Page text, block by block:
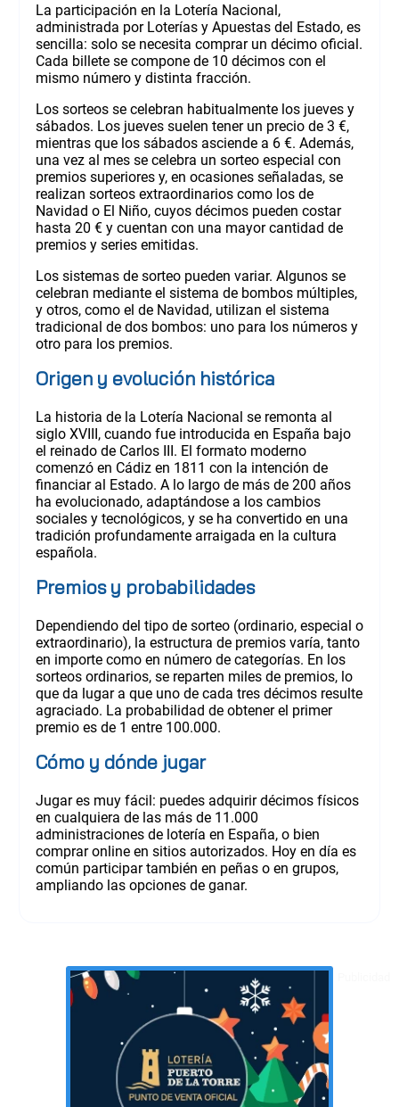
La participación en la Lotería Nacional,
administrada por Loterías y Apuestas del Estado, es
sencilla: solo se necesita comprar un décimo oficial.
Cada billete se compone de 10 décimos con el
mismo número y distinta fracción.
Los sorteos se celebran habitualmente los jueves y
sábados. Los jueves suelen tener un precio de 3 €,
mientras que los sábados asciende a 6 €. Además,
una vez al mes se celebra un sorteo especial con
premios superiores y, en ocasiones señaladas, se
realizan sorteos extraordinarios como los de
Navidad o El Niño, cuyos décimos pueden costar
hasta 20 € y cuentan con una mayor cantidad de
premios y series emitidas.
Los sistemas de sorteo pueden variar. Algunos se
celebran mediante el sistema de bombos múltiples,
y otros, como el de Navidad, utilizan el sistema
tradicional de dos bombos: uno para los números y
otro para los premios.
Origen y evolución histórica
La historia de la Lotería Nacional se remonta al
siglo XVIII, cuando fue introducida en España bajo
el reinado de Carlos III. El formato moderno
comenzó en Cádiz en 1811 con la intención de
financiar al Estado. A lo largo de más de 200 años
ha evolucionado, adaptándose a los cambios
sociales y tecnológicos, y se ha convertido en una
tradición profundamente arraigada en la cultura
española.
Premios y probabilidades
Dependiendo del tipo de sorteo (ordinario, especial o
extraordinario), la estructura de premios varía, tanto
en importe como en número de categorías. En los
sorteos ordinarios, se reparten miles de premios, lo
que da lugar a que uno de cada tres décimos resulte
agraciado. La probabilidad de obtener el primer
premio es de 1 entre 100.000.
Cómo y dónde jugar
Jugar es muy fácil: puedes adquirir décimos físicos
en cualquiera de las más de 11.000
administraciones de lotería en España, o bien
comprar online en sitios autorizados. Hoy en día es
común participar también en peñas o en grupos,
ampliando las opciones de ganar.